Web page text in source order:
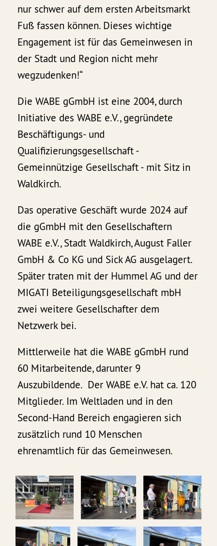
nur schwer auf dem ersten Arbeitsmarkt
Fuß fassen können. Dieses wichtige
Engagement ist für das Gemeinwesen in
der Stadt und Region nicht mehr
wegzudenken!“
Die WABE gGmbH ist eine 2004, durch
Initiative des WABE e.V., gegründete
Beschäftigungs- und
Qualifizierungsgesellschaft -
Gemeinnützige Gesellschaft - mit Sitz in
Waldkirch.
Das operative Geschäft wurde 2024 auf
die gGmbH mit den Gesellschaftern
WABE e.V., Stadt Waldkirch, August Faller
GmbH & Co KG und Sick AG ausgelagert.
Später traten mit der Hummel AG und der
MIGATI Beteiligungsgesellschaft mbH
zwei weitere Gesellschafter dem
Netzwerk bei.
Mittlerweile hat die WABE gGmbH rund
60 Mitarbeitende, darunter 9
Auszubildende. Der WABE e.V. hat ca. 120
Mitglieder. Im Weltladen und in den
Second-Hand Bereich engagieren sich
zusätzlich rund 10 Menschen
ehrenamtlich für das Gemeinwesen.